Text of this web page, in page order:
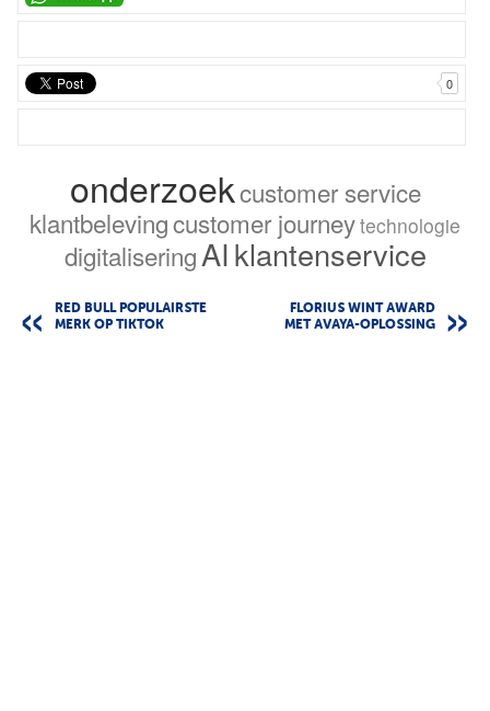
0
onderzoekcustomer service
klantbelevingcustomer journeytechnologie
digitaliseringAIklantenservice
RED BULL POPULAIRSTE
MERK OP TIKTOK
FLORIUS WINT AWARD
MET AVAYA-OPLOSSING